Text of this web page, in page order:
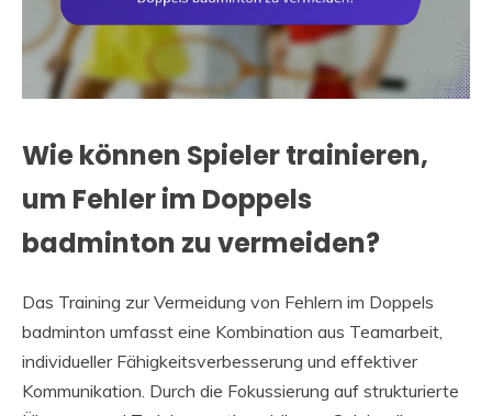
Wie können Spieler trainieren,
um Fehler im Doppels
badminton zu vermeiden?
Das Training zur Vermeidung von Fehlern im Doppels
badminton umfasst eine Kombination aus Teamarbeit,
individueller Fähigkeitsverbesserung und effektiver
Kommunikation. Durch die Fokussierung auf strukturierte